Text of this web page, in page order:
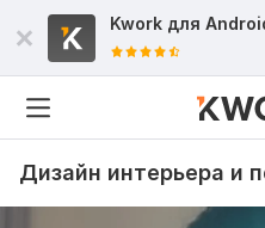
Kwork для
Дизайн интерьера и